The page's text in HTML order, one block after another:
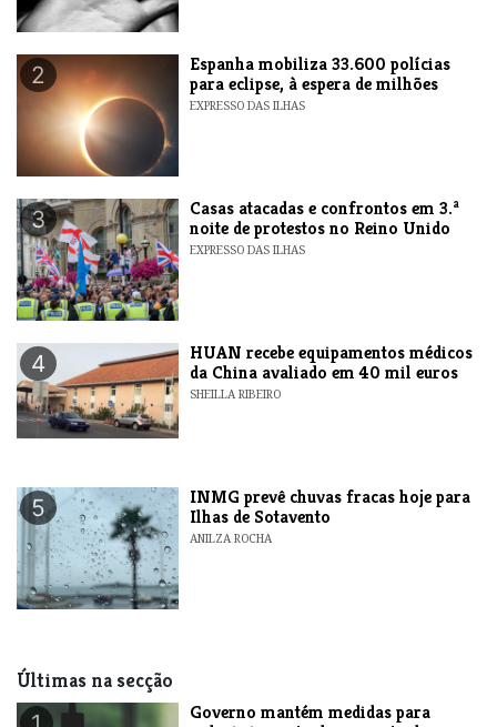
2
Espanha mobiliza 33.600 polícias
para eclipse, à espera de milhões
EXPRESSO DAS ILHAS
3
Casas atacadas e confrontos em 3.ª
noite de protestos no Reino Unido
EXPRESSO DAS ILHAS
4
HUAN recebe equipamentos médicos
da China avaliado em 40 mil euros
SHEILLA RIBEIRO
5
INMG prevê chuvas fracas hoje para
Ilhas de Sotavento
ANILZA ROCHA
Últimas na secção
Governo mantém medidas para